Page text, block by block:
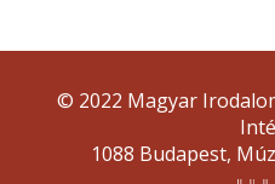
© 2022 Magyar
1088 Budapest,